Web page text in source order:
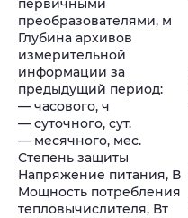
первичными
преобразователями, м
Глубина архивов
измерительной
информации за
предыдущий период:
— часового, ч
— суточного, сут.
— месячного, мес.
Степень защиты
Напряжение питания, В
Мощность потребления
тепловычислителя, Вт